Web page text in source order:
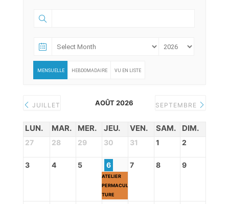
MENSUELLE HEBDOMADAIRE VU EN LISTE
JUILLET AOÛT 2026 SEPTEMBRE
LUN. MAR. MER. JEU. VEN. SAM. DIM.
27 28 29 30 31 1 2
3 4 5 6
ATELIER
PERMACUL
TURE
7 8 9